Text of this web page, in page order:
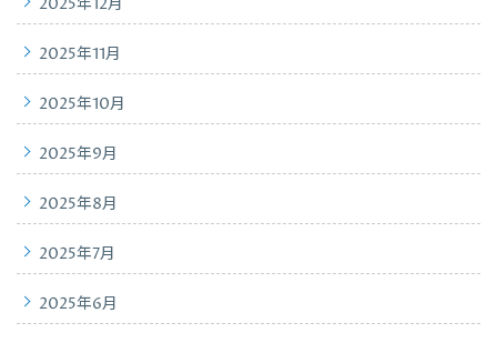
2025年12月
2025年11月
2025年10月
2025年9月
2025年8月
2025年7月
2025年6月